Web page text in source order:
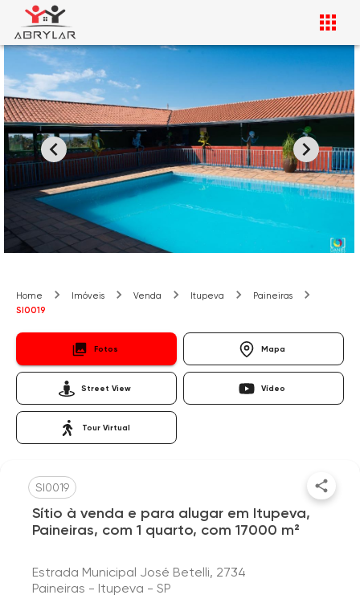
Home Imóveis Venda Itupeva
Paineiras
SI0019
Fotos Mapa
Street View Vídeo
Tour Virtual
SI0019
Sítio à venda e para alugar em Itupeva,
Paineiras, com 1 quarto, com 17000 m²
Estrada Municipal José Betelli, 2734
Paineiras - Itupeva - SP